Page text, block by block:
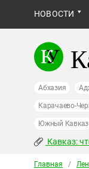
НОВОСТИ
Абхазия
Карачаево-
Южный Кавказ
Кавказ:
Главная /